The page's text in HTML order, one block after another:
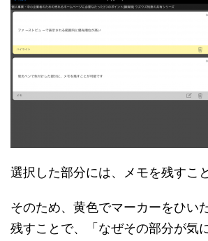
選択した部分には、メモを残すこ
そのため、黄色でマーカーをひい
残すことで、「なぜその部分が気